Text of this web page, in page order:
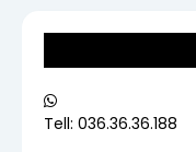
Tell: 036.36.36.188